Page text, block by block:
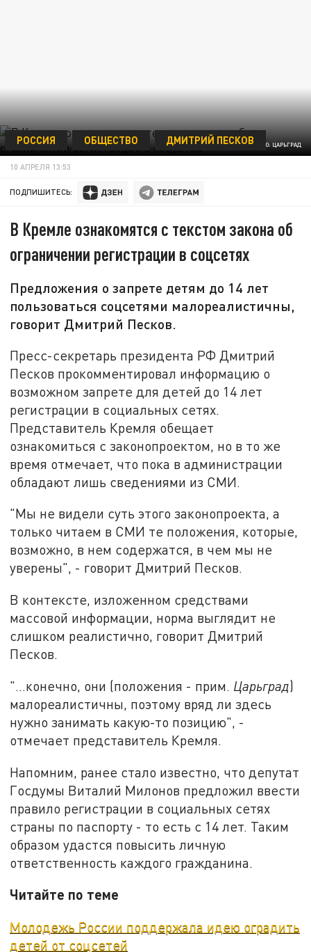
ФОТО: ЦАРЬГРАД
РОССИЯ ОБЩЕСТВО ДМИТРИЙ ПЕСКОВ
10 АПРЕЛЯ 13:53
ПОДПИШИТЕСЬ:
В Кремле ознакомятся с текстом закона об
ограничении регистрации в соцсетях
Предложения о запрете детям до 14 лет
пользоваться соцсетями малореалистичны,
говорит Дмитрий Песков.
Пресс-секретарь президента РФ Дмитрий
Песков прокомментировал информацию о
возможном запрете для детей до 14 лет
регистрации в социальных сетях.
Представитель Кремля обещает
ознакомиться с законопроектом, но в то же
время отмечает, что пока в администрации
обладают лишь сведениями из СМИ.
"Мы не видели суть этого законопроекта, а
только читаем в СМИ те положения, которые,
возможно, в нем содержатся, в чем мы не
уверены", - говорит Дмитрий Песков.
В контексте, изложенном средствами
массовой информации, норма выглядит не
слишком реалистично, говорит Дмитрий
Песков.
"...конечно, они (положения - прим. Царьград)
малореалистичны, поэтому вряд ли здесь
нужно занимать какую-то позицию", -
отмечает представитель Кремля.
Напомним, ранее стало известно, что депутат
Госдумы Виталий Милонов предложил ввести
правило регистрации в социальных сетях
страны по паспорту - то есть с 14 лет. Таким
образом удастся повысить личную
ответственность каждого гражданина.
Читайте по теме
Молодежь России поддержала идею оградить
детей от соцсетей